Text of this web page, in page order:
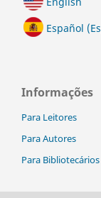
Español
Informações
Para Leitores
Para Autores
Para Bibliotecários